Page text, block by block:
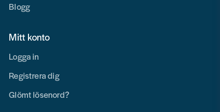
Blogg
Mitt konto
Logga in
Registrera dig
Glömt lösenord?